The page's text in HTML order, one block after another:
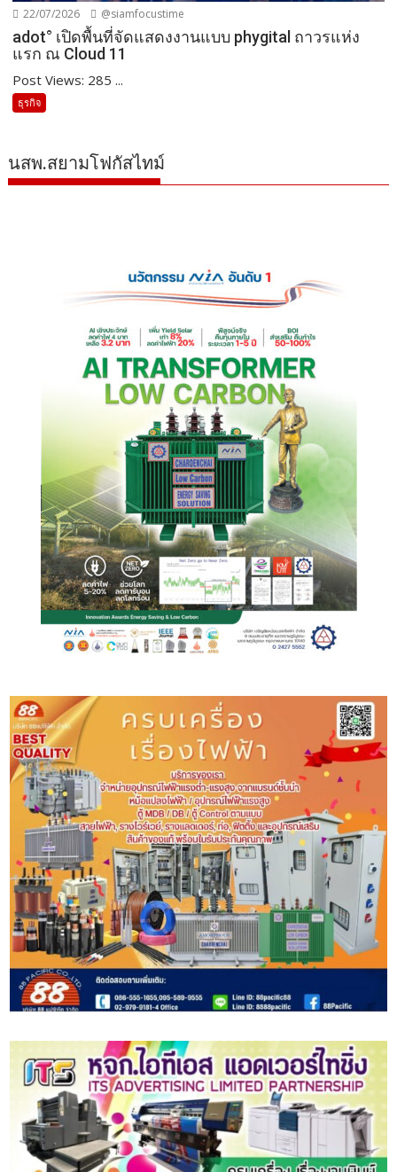
22/07/2026 @siamfocustime
adot° เปิดพื้นที่จัดแสดงงานแบบ phygital ถาวรแห่ง
แรก ณ Cloud 11
Post Views: 285 ...
ธุรกิจ
นสพ.สยามโฟกัสไทม์